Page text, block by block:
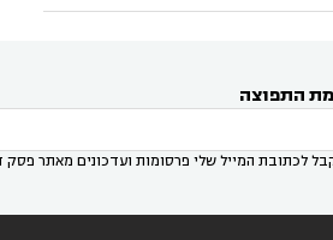
התפוצה
לכתובת המייל שלי פרסומות ועדכונים מאתר פסק